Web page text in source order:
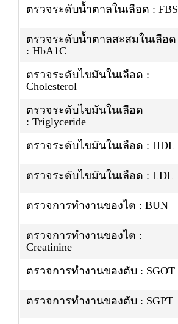
ตรวจระดับน้ำตาลในเลือด : FBS
ตรวจระดับน้ำตาลสะสมในเลือด
: HbA1C
ตรวจระดับไขมันในเลือด :
Cholesterol
ตรวจระดับไขมันในเลือด
: Triglyceride
ตรวจระดับไขมันในเลือด : HDL
ตรวจระดับไขมันในเลือด : LDL
ตรวจการทำงานของไต : BUN
ตรวจการทำงานของไต :
Creatinine
ตรวจการทำงานของตับ : SGOT
ตรวจการทำงานของตับ : SGPT